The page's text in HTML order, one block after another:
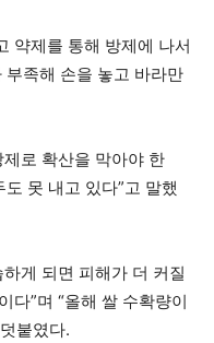
약제를 통해 방제에 나서
족해 손을 놓고 바라만
로 확산을 막아야 한
못 내고 있다”고 말했
게 되면 피해가 더 커질
다”며 “올해 쌀 수확량이
붙였다.